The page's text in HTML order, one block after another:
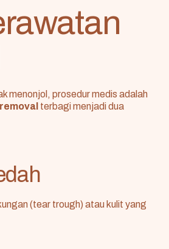
menonjol, prosedur medis adalah
terbagi menjadi dua
(tear trough) atau kulit yang